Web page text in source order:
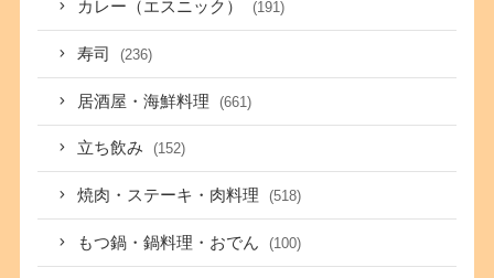
カレー（エスニック） (191)
寿司 (236)
居酒屋・海鮮料理 (661)
立ち飲み (152)
焼肉・ステーキ・肉料理 (518)
もつ鍋・鍋料理・おでん (100)